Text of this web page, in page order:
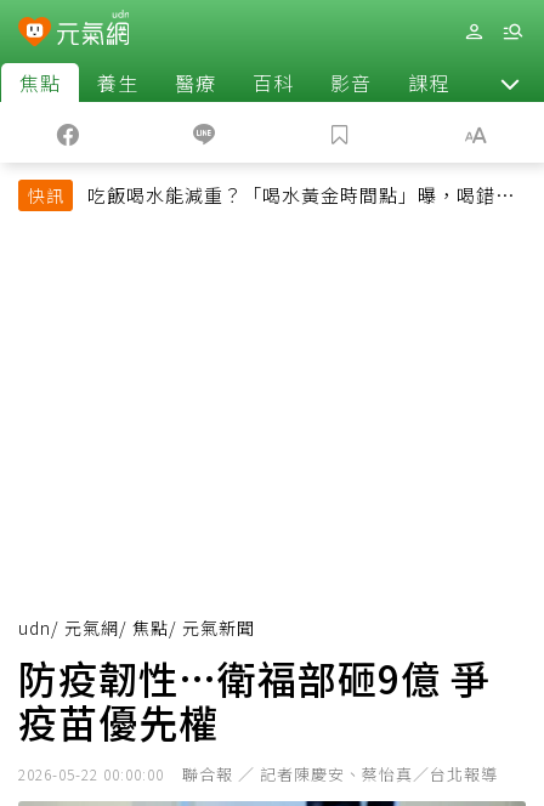
焦點 養生 醫療 百科 影音 課程 退休
快訊
吃飯喝水能減重？「喝水黃金時間點」曝，喝錯時
udn/ 元氣網/ 焦點/ 元氣新聞
防疫韌性…衛福部砸9億 爭
疫苗優先權
2026-05-22 00:00:00 聯合報 ／ 記者陳慶安、蔡怡真／台北報導